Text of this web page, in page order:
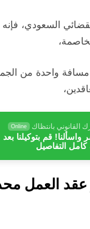
السعودي،
واحدة من
القانوني بانتظاك Online
واسألنا! قم بتوكيلنا بعد
التفاصيل
عقد العمل